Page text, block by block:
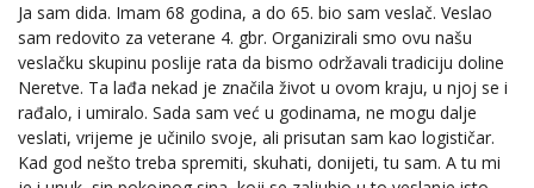
Ja sam dida. Imam 68 godina, a do 65. bio sam veslač. Veslao
sam redovito za veterane 4. gbr. Organizirali smo ovu našu
veslačku skupinu poslije rata da bismo održavali tradiciju doline
Neretve. Ta lađa nekad je značila život u ovom kraju, u njoj se i
rađalo, i umiralo. Sada sam već u godinama, ne mogu dalje
veslati, vrijeme je učinilo svoje, ali prisutan sam kao logističar.
Kad god nešto treba spremiti, skuhati, donijeti, tu sam. A tu mi